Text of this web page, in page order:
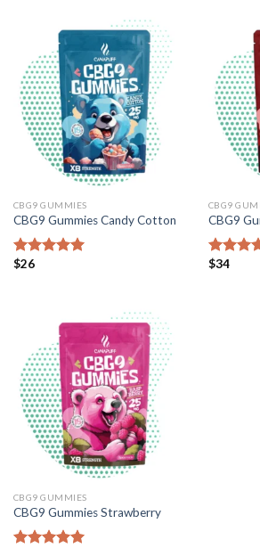
CBG9 GUMMIES
CBG9 Gummies Candy Cotton
Bewertet mit
$26
CBG9
CBG9
Bewertet
$34
CBG9 GUMMIES
CBG9 Gummies Strawberry